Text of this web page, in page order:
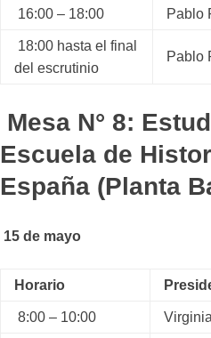
16:00 – 18:00 Pablo
18:00 hasta el final
del escrutinio
Pablo
Mesa N° 8:
Escuela de
España (Planta
15 de mayo
Horario
8:00 – 10:00